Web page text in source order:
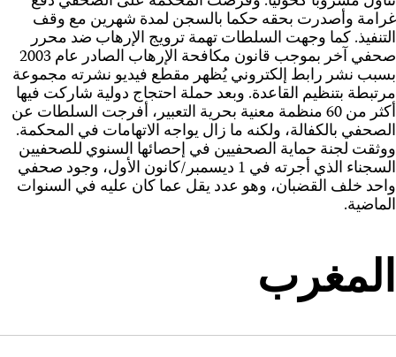
غرامة وأصدرت بحقه حكما بالسجن لمدة شهرين مع وقف
التنفيذ. كما وجهت السلطات تهمة ترويج الإرهاب ضد محرر
صحفي آخر بموجب قانون مكافحة الإرهاب الصادر عام 2003
بسبب نشر رابط إلكتروني يُظهر مقطع فيديو نشرته مجموعة
مرتبطة بتنظيم القاعدة. وبعد حملة احتجاج دولية شاركت فيها
أكثر من 60 منظمة معنية بحرية التعبير، أفرجت السلطات عن
الصحفي بالكفالة، ولكنه ما زال يواجه الاتهامات في المحكمة.
ووثقت لجنة حماية الصحفيين في إحصائها السنوي للصحفيين
السجناء الذي أجرته في 1 ديسمبر/كانون الأول، وجود صحفي
واحد خلف القضبان، وهو عدد يقل عما كان عليه في السنوات
الماضية.
المغرب